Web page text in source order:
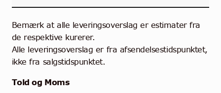
Bemærk at alle leveringsoverslag er estimater fra
de respektive kurerer.
Alle leveringsoverslag er fra afsendelsestidspunktet,
ikke fra salgstidspunktet.
Told og Moms